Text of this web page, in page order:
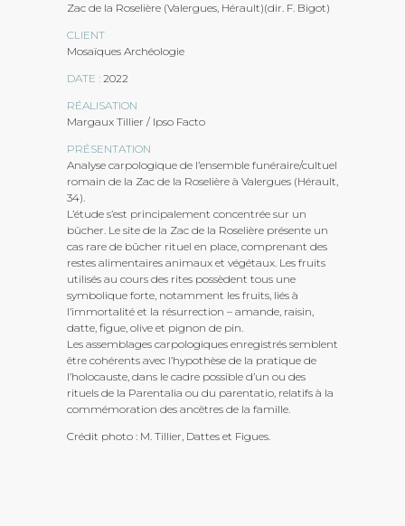
Zac de la Roselière (Valergues, Hérault)(dir. F. Bigot)
CLIENT
Mosaïques Archéologie
DATE : 2022
RÉALISATION
Margaux Tillier / Ipso Facto
PRÉSENTATION
Analyse carpologique de l’ensemble funéraire/cultuel
romain de la Zac de la Roselière à Valergues (Hérault,
34).
L’étude s’est principalement concentrée sur un
bûcher. Le site de la Zac de la Roselière présente un
cas rare de bûcher rituel en place, comprenant des
restes alimentaires animaux et végétaux. Les fruits
utilisés au cours des rites possèdent tous une
symbolique forte, notamment les fruits, liés à
l’immortalité et la résurrection – amande, raisin,
datte, figue, olive et pignon de pin.
Les assemblages carpologiques enregistrés semblent
être cohérents avec l’hypothèse de la pratique de
l’holocauste, dans le cadre possible d’un ou des
rituels de la Parentalia ou du parentatio, relatifs à la
commémoration des ancêtres de la famille.
Crédit photo : M. Tillier, Dattes et Figues.